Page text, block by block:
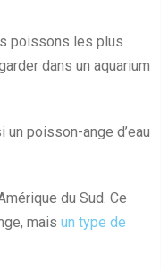
poissons les plus
dans un aquarium
poisson-ange d’eau
du Sud. Ce
mais un type de